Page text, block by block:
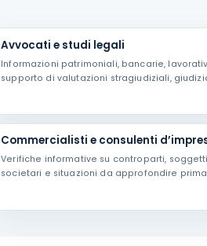
Avvocati e studi legali
Informazioni patrimoniali, bancarie,
supporto di valutazioni stragiudiziali,
Commercialisti e consulenti
Verifiche informative su controparti,
societari e situazioni da approfondire